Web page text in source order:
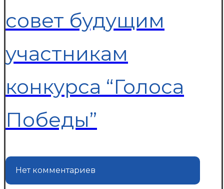
совет будущим
участникам
конкурса “Голоса
Победы”
Нет комментариев